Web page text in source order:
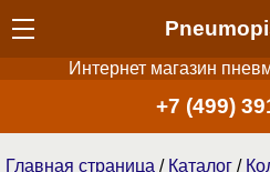
Интернет магазин
+7 (499)
Главная страница / Каталог /